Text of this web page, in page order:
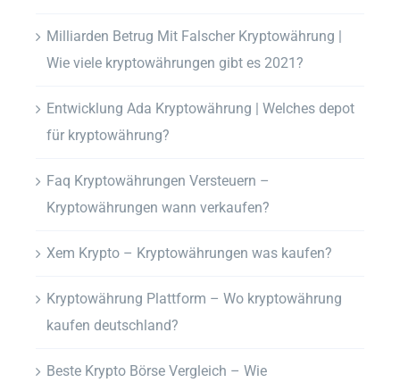
Milliarden Betrug Mit Falscher Kryptowährung |
Wie viele kryptowährungen gibt es 2021?
Entwicklung Ada Kryptowährung | Welches depot
für kryptowährung?
Faq Kryptowährungen Versteuern –
Kryptowährungen wann verkaufen?
Xem Krypto – Kryptowährungen was kaufen?
Kryptowährung Plattform – Wo kryptowährung
kaufen deutschland?
Beste Krypto Börse Vergleich – Wie